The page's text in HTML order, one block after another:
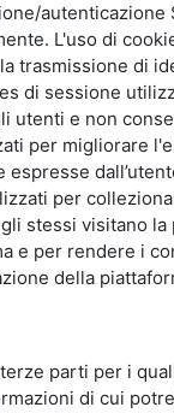
L'uso di
trasmissione di
di sessione
utenti e non
per migliorare
per
stessi visitano
e per rendere i
della
parti per i
di cui